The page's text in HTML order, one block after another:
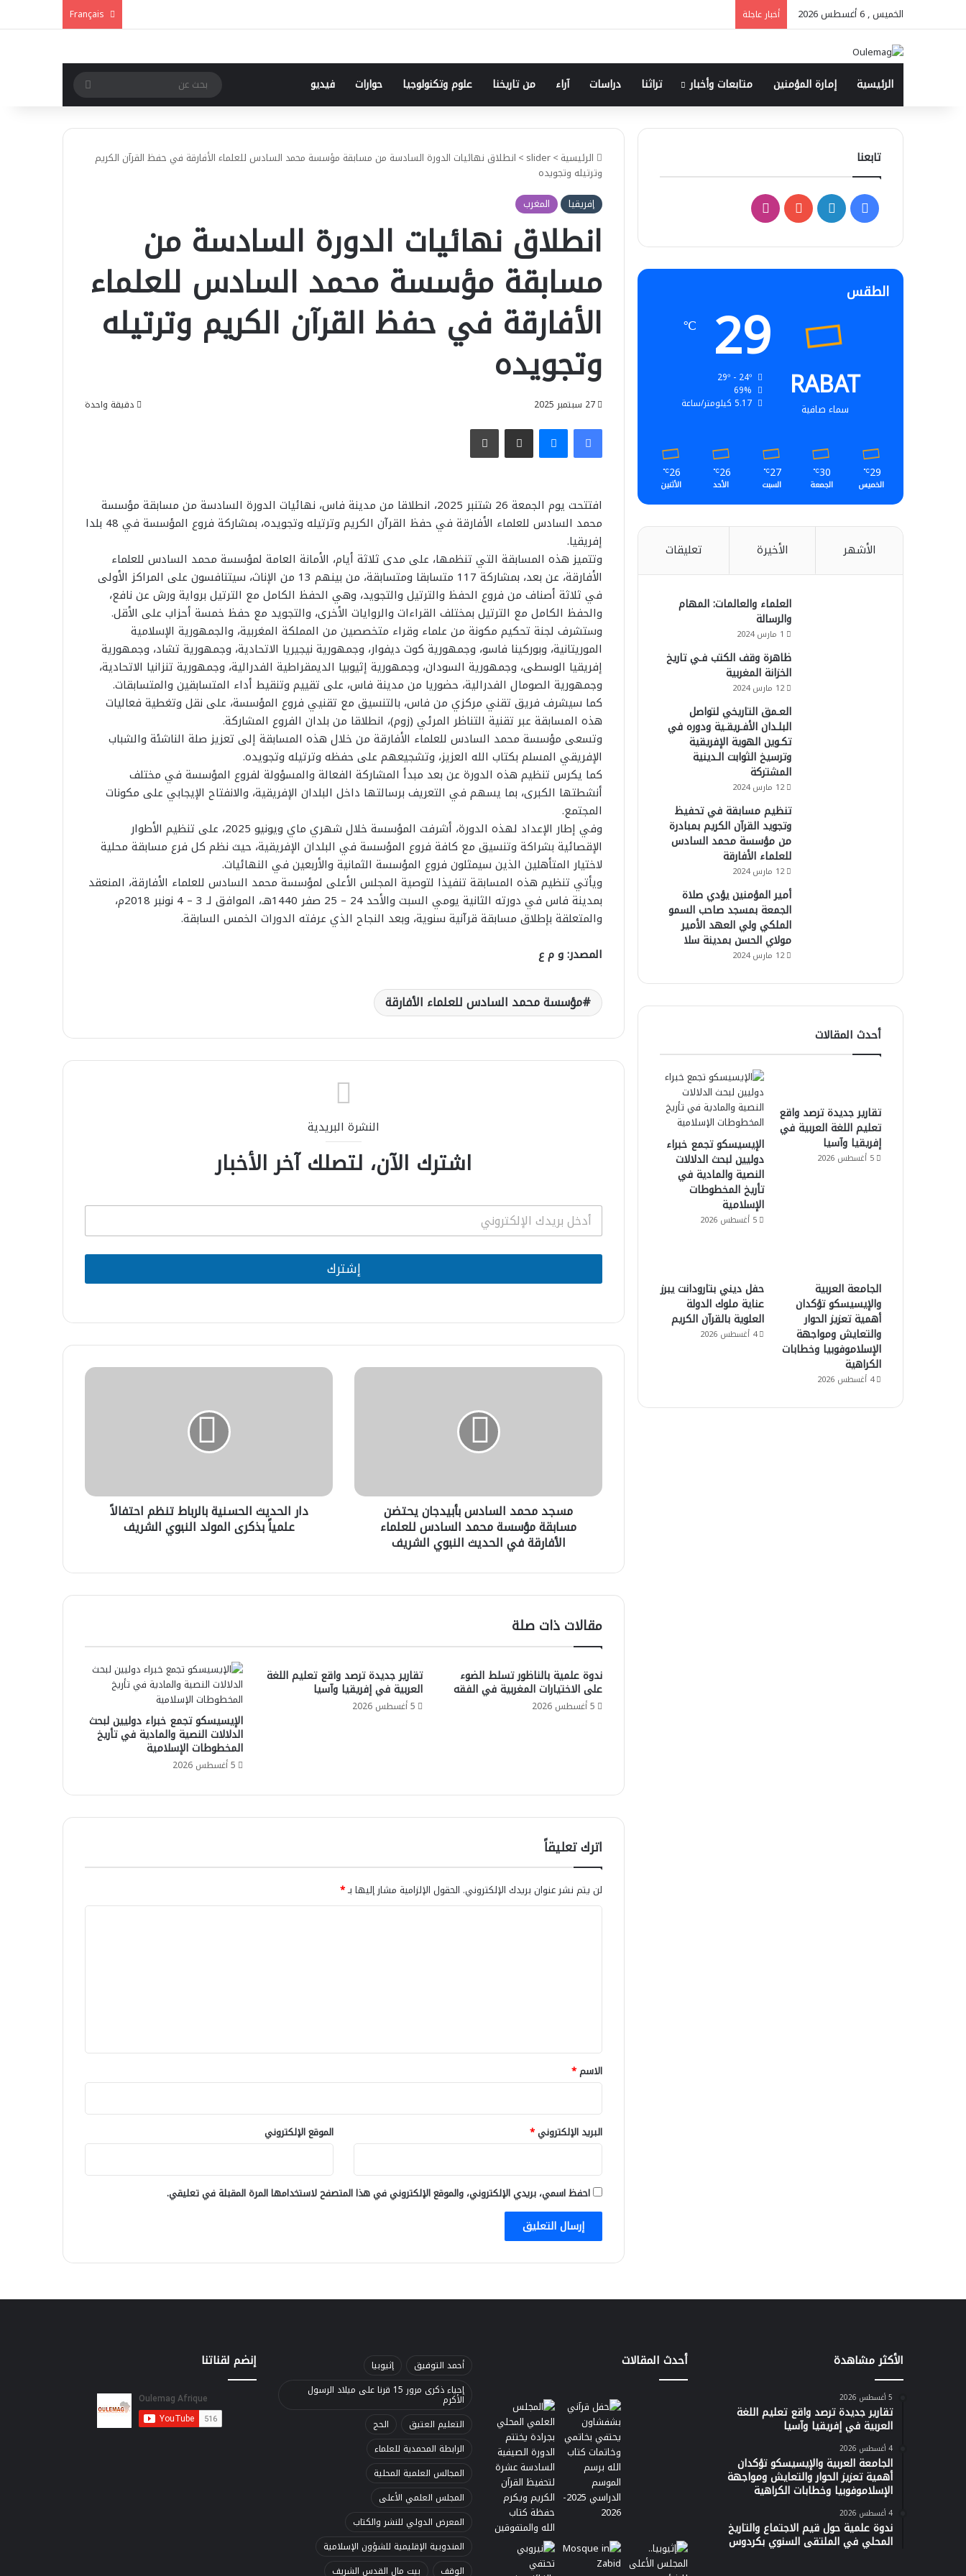
الخميس , 6 أغسطس 2026 أخبار عاجلة
الرئيسية إمارة المؤمنين متابعات وأخبار تراثنا دراسات آراء من تاريخنا علوم وتكنولوجيا حوارات فيديو
عن
الرئيسية >
slider
> انطلاق نهائيات الدورة السادسة من مسابقة مؤسسة محمد السادس للعلماء الأفارقة في حفظ القرآن الكريم
وترتيله وتجويده
إفريقيا
المغرب
انطلاق نهائيات الدورة السادسة من
مسابقة مؤسسة محمد السادس للعلماء
الأفارقة في حفظ القرآن الكريم وترتيله
وتجويده
27 سبتمبر 2025 دقيقة واحدة
فيسبوكماسنجر مشاركة عبر البريد طباعة
افتتحت يوم الجمعة 26 شتنبر 2025، انطلاقا من مدينة فاس، نهائيات الدورة السادسة من مسابقة مؤسسة
محمد السادس للعلماء الأفارقة في حفظ القرآن الكريم وترتيله وتجويده، بمشاركة فروع المؤسسة في 48 بلدا
إفريقيا.
وتتميز هذه المسابقة التي تنظمها، على مدى ثلاثة أيام، الأمانة العامة لمؤسسة محمد السادس للعلماء
الأفارقة، عن بعد، بمشاركة 117 متسابقا ومتسابقة، من بينهم 13 من الإناث، سيتنافسون على المراكز الأولى
في ثلاثة أصناف من فروع الحفظ والترتيل والتجويد، وهي الحفظ الكامل مع الترتيل برواية ورش عن نافع،
والحفظ الكامل مع الترتيل بمختلف القراءات والروايات الأخرى، والتجويد مع حفظ خمسة أحزاب على الأقل.
وستشرف لجنة تحكيم مكونة من علماء وقراء متخصصين من المملكة المغربية، والجمهورية الإسلامية
الموريتانية، وبوركينا فاسو، وجمهورية كوت ديفوار، وجمهورية نيجيريا الاتحادية، وجمهورية تشاد، وجمهورية
إفريقيا الوسطى، وجمهورية السودان، وجمهورية إثيوبيا الديمقراطية الفدرالية، وجمهورية تنزانيا الاتحادية،
وجمهورية الصومال الفدرالية، حضوريا من مدينة فاس، على تقييم وتنقيط أداء المتسابقين والمتسابقات.
كما سيشرف فريق تقني مركزي من فاس، بالتنسيق مع تقنيي فروع المؤسسة، على نقل وتغطية فعاليات
هذه المسابقة عبر تقنية التناظر المرئي (زوم)، انطلاقا من بلدان الفروع المشاركة.
وتسعى مؤسسة محمد السادس للعلماء الأفارقة من خلال هذه المسابقة إلى تعزيز صلة الناشئة والشباب
الإفريقي المسلم بكتاب الله العزيز، وتشجيعهم على حفظه وترتيله وتجويده.
كما يكرس تنظيم هذه الدورة عن بعد مبدأ المشاركة الفعالة والمسؤولة لفروع المؤسسة في مختلف
أنشطتها الكبرى، بما يسهم في التعريف برسالتها داخل البلدان الإفريقية، والانفتاح الإيجابي على مكونات
المجتمع.
وفي إطار الإعداد لهذه الدورة، أشرفت المؤسسة خلال شهري ماي ويونيو 2025، على تنظيم الأطوار
الإقصائية بشراكة وتنسيق مع كافة فروع المؤسسة في البلدان الإفريقية، حيث نظم كل فرع مسابقة محلية
لاختيار المتأهلين الذين سيمثلون فروع المؤسسة الثمانية والأربعين في النهائيات.
ويأتي تنظيم هذه المسابقة تنفيذا لتوصية المجلس الأعلى لمؤسسة محمد السادس للعلماء الأفارقة، المنعقد
بمدينة فاس في دورته الثانية يومي السبت والأحد 24 – 25 صفر 1440هـ، الموافق لـ 3 – 4 نونبر 2018م،
والمتعلقة بإطلاق مسابقة قرآنية سنوية، وبعد النجاح الذي عرفته الدورات الخمس السابقة.
المصدر: و م ع
مؤسسة محمد السادس للعلماء الأفارقة
النشرة البريدية
اشترك الآن، لتصلك آخر الأخبار
E
a
i
* إشترك
مسجد
السادس
الأفارقة
النبوي
مسجد محمد السادس بأبيدجان يحتضن
مسابقة مؤسسة محمد السادس للعلماء
الأفارقة في الحديث النبوي الشريف
دار
المولد
دار الحديث الحسنية بالرباط تنظم احتفالاً
علمياً بذكرى المولد النبوي الشريف
مقالات ذات صلة
ندوة علمية بالناظور تسلط الضوء
على الاختيارات المغربية في الفقه
5 أغسطس 2026
تقارير جديدة ترصد واقع تعليم اللغة
العربية في إفريقيا وآسيا
5 أغسطس 2026
الإيسيسكو تجمع خبراء دوليين لبحث
الدلالات النصية والمادية في تأريخ
المخطوطات الإسلامية
5 أغسطس 2026
اترك تعليقاً
لن يتم نشر عنوان بريدك الإلكتروني. الحقول الإلزامية مشار إليها بـ*
*
الاسم*
البريد الإلكتروني* الموقع الإلكتروني
احفظ اسمي، بريدي الإلكتروني، والموقع الإلكتروني في هذا المتصفح لاستخدامها المرة المقبلة في تعليقي.
تابعنا
فيسبوكلينكدإن‫YouTubeانستقرام
الطقس
RABAT
سماء صافية
29
℃
29º - 24º
69%
5.17 كيلومتر/ساعة
29
℃
الخميس
30
℃
الجمعة
27
℃
السبت
26
℃
الأحد
26
℃
الأثنين
الأشهر الأخيرة تعليقات
العلماء والعالمات: المهام
والرسالة
1 مارس 2024
ظاهرة وقف الكتب فـي تاريخ
الخزانة المغربية
12 مارس 2024
العـمق التاريخي لتواصل
البلـدان الأفـريقـية ودوره في
تكـوين الهوية الإفريقية
وترسيخ الثوابت الـدينية
المشتركة
12 مارس 2024
تنظيم مسابقة في تحفيظ
وتجويد القرآن الكريم بمبادرة
من مؤسسة محمد السادس
للعلماء الأفارقة
12 مارس 2024
أمير المؤمنين يؤدي صلاة
الجمعة بمسجد صاحب السمو
الملكي ولي العهد الأمير
مولاي الحسن بمدينة سلا
12 مارس 2024
أحدث المقالات
تقارير جديدة ترصد واقع
تعليم اللغة العربية في
إفريقيا وآسيا
5 أغسطس 2026
الإيسيسكو تجمع خبراء
دوليين لبحث الدلالات
النصية والمادية في
تأريخ المخطوطات
الإسلامية
5 أغسطس 2026
الجامعة العربية
والإيسيسكو تؤكدان
أهمية تعزيز الحوار
والتعايش ومواجهة
الإسلاموفوبيا وخطابات
الكراهية
4 أغسطس 2026
حفل ديني بتارودانت يبرز
عناية ملوك الدولة
العلوية بالقرآن الكريم
4 أغسطس 2026
الأكثر مشاهدة
5 أغسطس 2026
تقارير جديدة ترصد واقع تعليم اللغة
العربية في إفريقيا وآسيا
4 أغسطس 2026
الجامعة العربية والإيسيسكو تؤكدان
أهمية تعزيز الحوار والتعايش ومواجهة
الإسلاموفوبيا وخطابات الكراهية
4 أغسطس 2026
ندوة علمية حول قيم الاجتماع والتاريخ
المحلي في الملتقى السنوي بكردوس
أحدث المقالات أحمد التوفيق
إثيوبيا
إحياء ذكرى مرور 15 قرنا على ميلاد الرسول
الأكرم
التعليم العتيق
الحج
الرابطة المحمدية للعلماء
المجالس العلمية المحلية
المجلس العلمي الأعلى
المعرض الدولي للنشر والكتاب
المندوبية الإقليمية للشؤون الإسلامية
الوقف
بيت مال القدس الشريف
إنضم لقناتنا